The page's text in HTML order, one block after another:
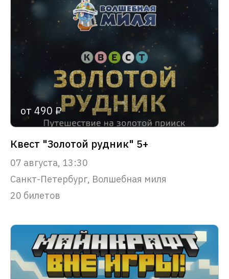
от 490 ₽
Квест "Золотой рудник" 5+
07 августа, 13:30
Санкт-Петербург, Волшебная миля
20 билетов